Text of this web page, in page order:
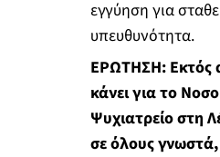
εγγύηση για
υπευθυνότητα.
ΕΡΩΤΗΣΗ: Εκτός
κάνει για το
Ψυχιατρείο στη
σε όλους γνωστά,